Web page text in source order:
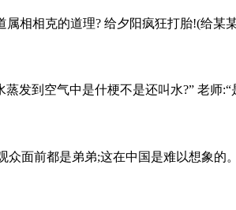
相相克的道理? 给夕阳疯狂打胎!(给某
发到空气中是什梗不是还叫水?” 老师:“
面前都是弟弟;这在中国是难以想象的